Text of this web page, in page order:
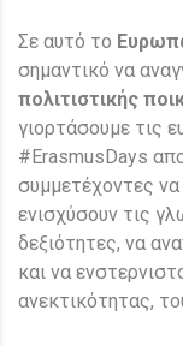
Σε αυτό το
σημαντικό να
πολιτιστικής
γιορτάσουμε τις
#ErasmusDays
συμμετέχοντες
ενισχύσουν τις
δεξιότητες, να
και να
ανεκτικότητας,